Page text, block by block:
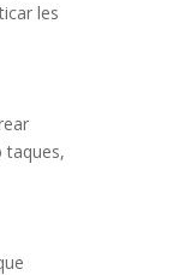
les
taques,